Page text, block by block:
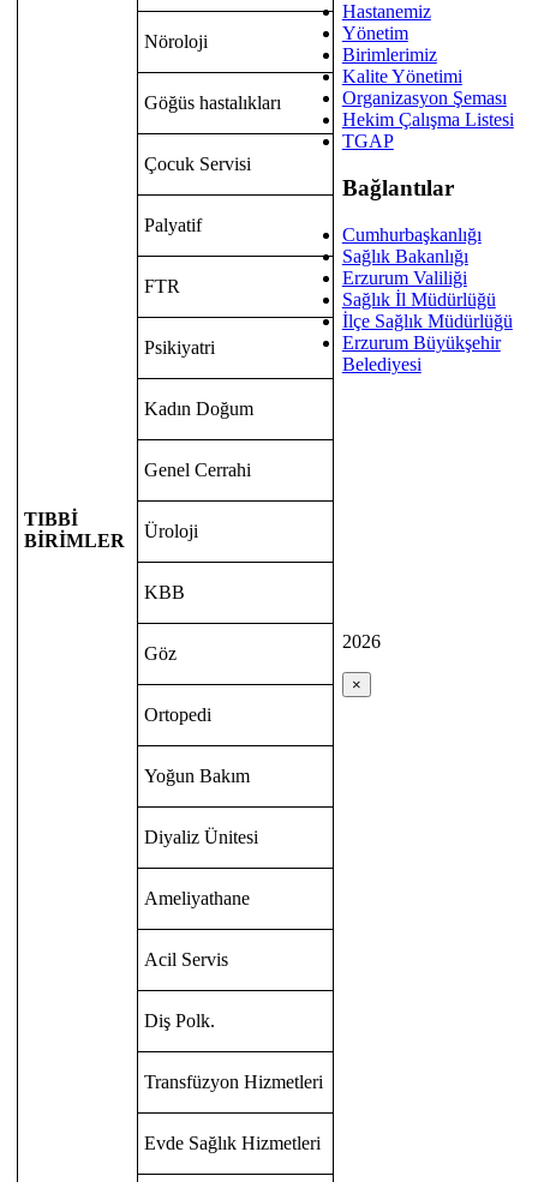
TIBBİ
BİRİMLER
Nöroloji
Göğüs hastalıkları
Çocuk Servisi
Palyatif
FTR
Psikiyatri
Kadın Doğum
Genel Cerrahi
Üroloji
KBB
Göz
Ortopedi
Yoğun Bakım
Diyaliz Ünitesi
Ameliyathane
Acil Servis
Diş Polk.
Transfüzyon Hizmetleri
Evde Sağlık Hizmetleri
Hastanemiz
Yönetim
Birimlerimiz
Kalite Yönetimi
Organizasyon Şeması
Hekim Çalışma Listesi
TGAP
Bağlantılar
Cumhurbaşkanlığı
Sağlık Bakanlığı
Erzurum Valiliği
Sağlık İl Müdürlüğü
İlçe Sağlık Müdürlüğü
Erzurum Büyükşehir
Belediyesi
2026
×